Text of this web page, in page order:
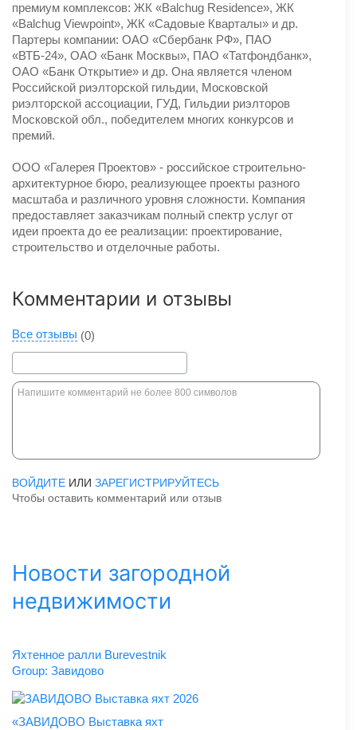
премиум комплексов: ЖК «Balchug Residence», ЖК
«Balchug Viewpoint», ЖК «Садовые Кварталы» и др.
Партеры компании: ОАО «Сбербанк РФ», ПАО
«ВТБ-24», ОАО «Банк Москвы», ПАО «Татфондбанк»,
ОАО «Банк Открытие» и др. Она является членом
Российской риэлторской гильдии, Московской
риэлторской ассоциации, ГУД, Гильдии риэлторов
Московской обл., победителем многих конкурсов и
премий.
ООО «Галерея Проектов» - российское строительно-
архитектурное бюро, реализующее проекты разного
масштаба и различного уровня сложности. Компания
предоставляет заказчикам полный спектр услуг от
идеи проекта до ее реализации: проектирование,
строительство и отделочные работы.
Комментарии и отзывы
Все отзывы (0)
ВОЙДИТЕ ИЛИ ЗАРЕГИСТРИРУЙТЕСЬ
Чтобы оставить комментарий или отзыв
Новости загородной
недвижимости
Яхтенное ралли Burevestnik
Group: Завидово
«ЗАВИДОВО Выставка яхт